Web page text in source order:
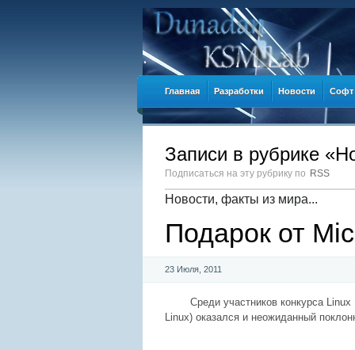
Главная Разработки Новости Софт
Записи в рубрике
Подписаться на эту рубрику по RSS
Новости, факты из мира...
Подарок от
23 Июля, 2011
Среди участников конкурса Linux
Linux)оказался и неожиданный